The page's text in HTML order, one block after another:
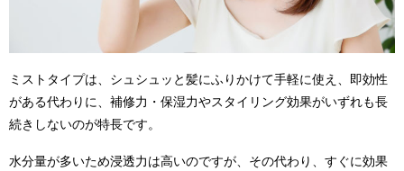
ミストタイプは、シュシュッと髪にふりかけて手軽に使え、即効性
がある代わりに、補修力・保湿力やスタイリング効果がいずれも長
続きしないのが特長です。
水分量が多いため浸透力は高いのですが、その代わり、すぐに効果